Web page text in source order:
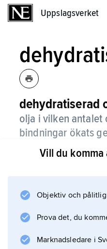
Uppslagsverket
dehydratiserad
olja i vilken antalet
bindningar ökats
dehydratisering.
kan uppta syre från
typer av färg.
Vill du
Objektiv och
Prova det, du
Marknadsledare i